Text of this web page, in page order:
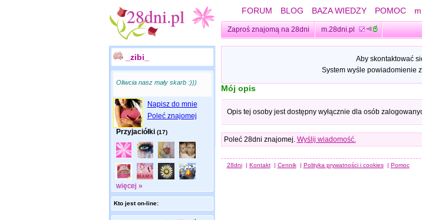
FORUM BLOG BAZA WIEDZY POMOC
Zaproś znajomą na 28dni m.28dni.pl
_zibi_
Oliwcia nasz mały skarb :)))
Napisz do mnie
Poleć znajomej
Przyjaciółki (17)
więcej »
Kto jest on-line:
Aby skontaktować
System wyśle powiadomienie
Mój opis
Opis tej osoby jest dostępny wyłącznie dla osób
Poleć 28dni znajomej. Wyślij wiadomość.
28dni | Kontakt | Cennik | Polityka prywatności i cookies | Pomoc